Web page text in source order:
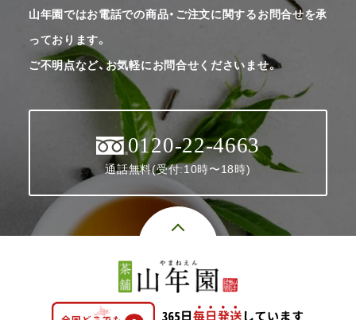
山年園ではお電話での商品・ご注文に関するお問合せを承
っております。
ご不明点など、お気軽にお問合せくださいませ。
0120-22-4663
通話無料(受付:10時〜18時)